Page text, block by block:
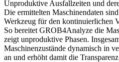
Unproduktive Ausfallzeiten und
Die ermittelten Maschinendaten
Werkzeug für den kontinuierlichen
So bereitet GROB4Analyze die
zeigt unproduktive Phasen.
Maschinenzustände dynamisch in
an und erhöht damit die